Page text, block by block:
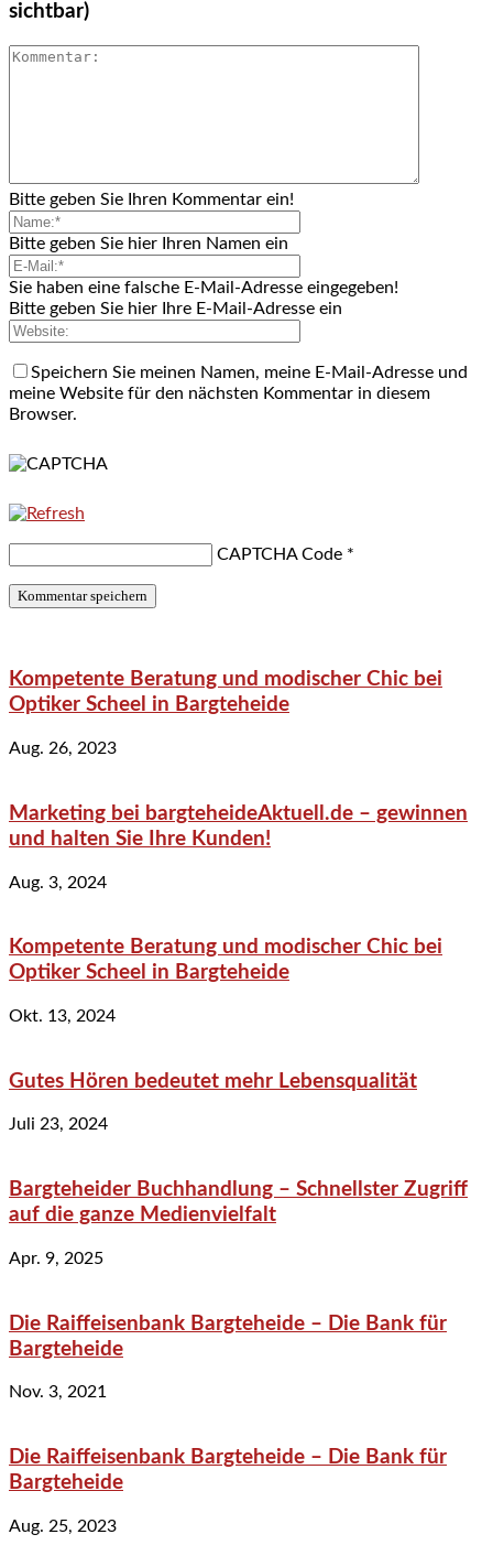
sichtbar)
Bitte geben Sie Ihren Kommentar ein!
Bitte geben Sie hier Ihren Namen ein
Sie haben eine falsche E-Mail-Adresse eingegeben!
Bitte geben Sie hier Ihre E-Mail-Adresse ein
Speichern Sie meinen Namen, meine E-Mail-Adresse und
meine Website für den nächsten Kommentar in diesem
Browser.
CAPTCHA Code *
Kompetente Beratung und modischer Chic bei
Optiker Scheel in Bargteheide
Aug. 26, 2023
Marketing bei bargteheideAktuell.de – gewinnen
und halten Sie Ihre Kunden!
Aug. 3, 2024
Kompetente Beratung und modischer Chic bei
Optiker Scheel in Bargteheide
Okt. 13, 2024
Gutes Hören bedeutet mehr Lebensqualität
Juli 23, 2024
Bargteheider Buchhandlung – Schnellster Zugriff
auf die ganze Medienvielfalt
Apr. 9, 2025
Die Raiffeisenbank Bargteheide – Die Bank für
Bargteheide
Nov. 3, 2021
Die Raiffeisenbank Bargteheide – Die Bank für
Bargteheide
Aug. 25, 2023